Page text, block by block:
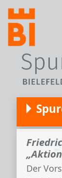
Direkt zum
Der